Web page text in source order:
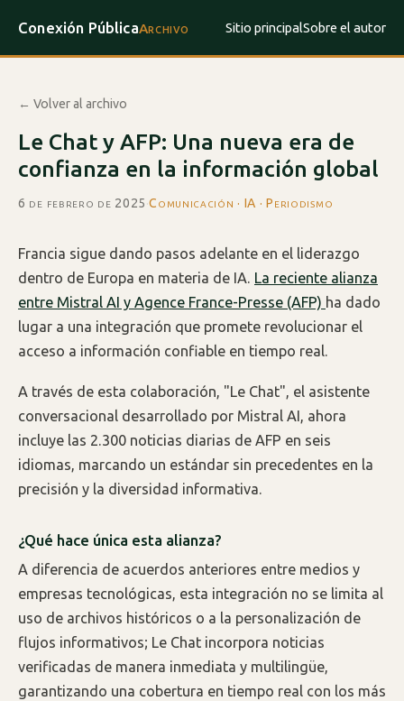
Conexión PúblicaArchivo Sitio principalSobre el autor
← Volver al archivo
Le Chat y AFP: Una nueva era de
confianza en la información global
6 de febrero de 2025·Comunicación · IA · Periodismo
Francia sigue dando pasos adelante en el liderazgo
dentro de Europa en materia de IA. La reciente alianza
entre Mistral AI y Agence France-Presse (AFP) ha dado
lugar a una integración que promete revolucionar el
acceso a información confiable en tiempo real.
A través de esta colaboración, "Le Chat", el asistente
conversacional desarrollado por Mistral AI, ahora
incluye las 2.300 noticias diarias de AFP en seis
idiomas, marcando un estándar sin precedentes en la
precisión y la diversidad informativa.
¿Qué hace única esta alianza?
A diferencia de acuerdos anteriores entre medios y
empresas tecnológicas, esta integración no se limita al
uso de archivos históricos o a la personalización de
flujos informativos; Le Chat incorpora noticias
verificadas de manera inmediata y multilingüe,
garantizando una cobertura en tiempo real con los más